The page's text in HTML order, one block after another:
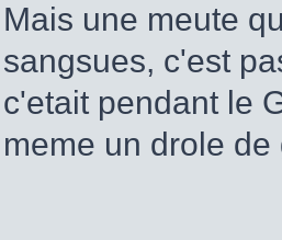
Mais une meute
sangsues, c'est
c'etait pendant le
meme un drole de